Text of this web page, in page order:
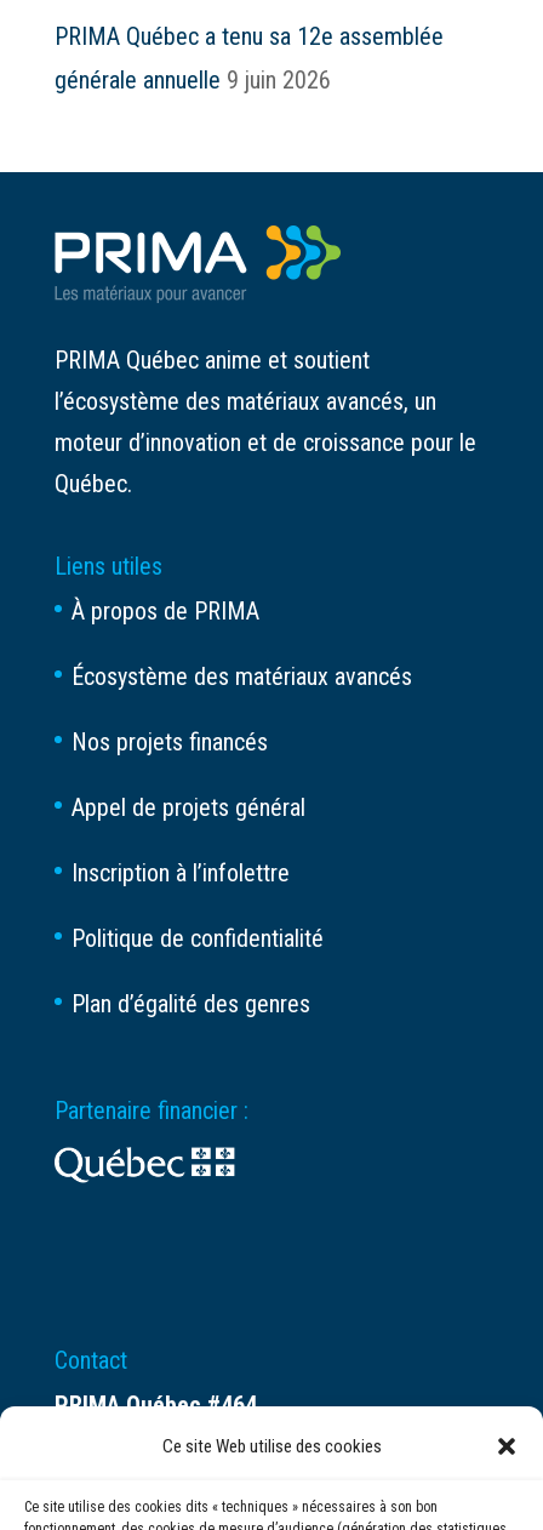
Ce site Web utilise des cookies
Ce site utilise des cookies dits « techniques » nécessaires à son bon
PRIMA Québec a tenu sa 12e assemblée
générale annuelle 9 juin 2026
PRIMA Québec anime et soutient
l’écosystème des matériaux avancés, un
moteur d’innovation et de croissance pour le
Québec.
Liens utiles
À propos de PRIMA
Écosystème des matériaux avancés
Nos projets financés
Appel de projets général
Inscription à l’infolettre
Politique de confidentialité
Plan d’égalité des genres
Partenaire financier :
Contact
PRIMA Québec #464
Espace ax.c